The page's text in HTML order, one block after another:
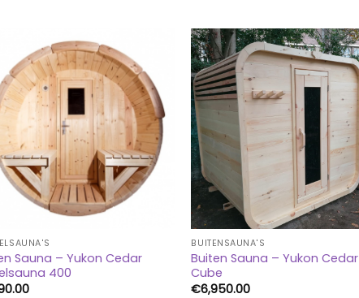
Sauna – Yukon Cedar
400
BUITENSAUNA'S
Buiten Sauna – Yukon Cedar
Cube
€6,950.00